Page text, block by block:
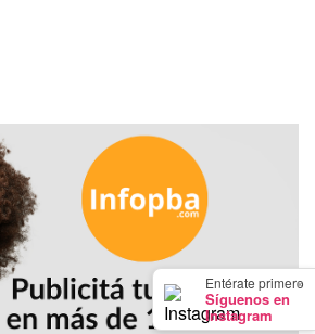
×
Entérate primero
Síguenos en
Instagram